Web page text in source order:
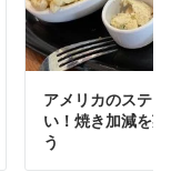
アメリカのステ
い！焼き加減を
う